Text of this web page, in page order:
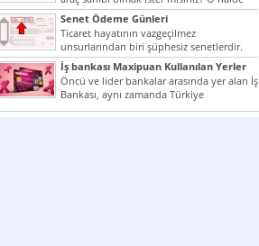
yazımız ilginizi...
Senet Ödeme Günleri
Ticaret hayatının vazgeçilmez
unsurlarından biri şüphesiz senetlerdir.
Çünkü senetler en çok kullanılan ödeme
araçlarıdır. Taksitler...
İş bankası Maxipuan Kullanılan Yerler
Öncü ve lider bankalar arasında yer alan İş
Bankası, aynı zamanda Türkiye
Cumhuriyeti’nin ilk milli...